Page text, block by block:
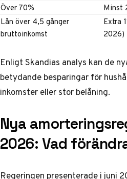
Över 70%
Minst
Lån över 4,5 gånger
bruttoinkomst
Extra
2026)
EnligtSkandias analys kan de
betydande besparingar för
inkomster eller stor belåning.
Nya
2026: Vad
Regeringen presenterade i juni